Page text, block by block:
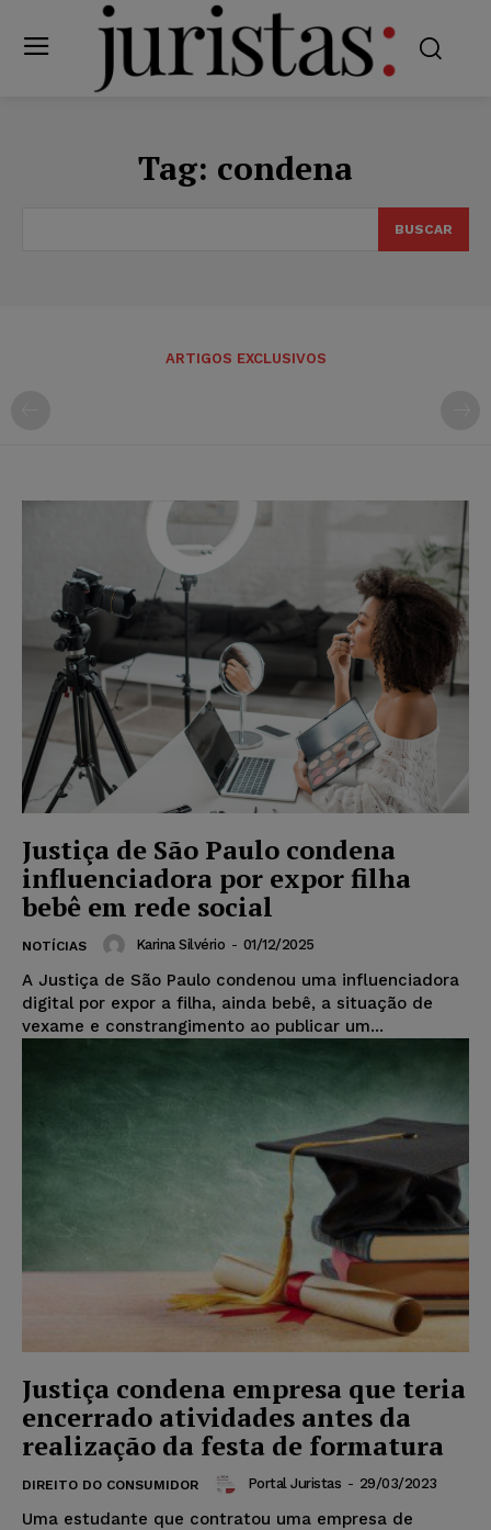
Tag: condena
BUSCAR
ARTIGOS EXCLUSIVOS
Justiça de São Paulo condena
influenciadora por expor filha
bebê em rede social
NOTÍCIAS Karina Silvério - 01/12/2025
A Justiça de São Paulo condenou uma influenciadora
digital por expor a filha, ainda bebê, a situação de
vexame e constrangimento ao publicar um...
Justiça condena empresa que teria
encerrado atividades antes da
realização da festa de formatura
DIREITO DO CONSUMIDOR Portal Juristas - 29/03/2023
Uma estudante que contratou uma empresa de